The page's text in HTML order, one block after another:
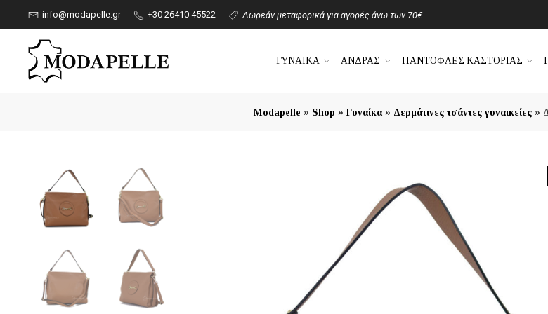
info@modapelle.gr +30 26410 45522 Δωρεάν μεταφορικά για αγορές άνω των 70€
ΓΥΝΑΙΚΑ ΑΝΔΡΑΣ ΠΑΝΤΟΦΛΕΣ ΚΑΣΤΟΡΙΑΣ
Modapelle » Shop » Γυναίκα» Δερμάτινες τσάντες γυναικείες»